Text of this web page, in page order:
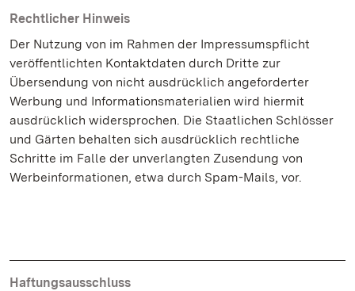
Rechtlicher Hinweis
Der Nutzung von im Rahmen der Impressumspflicht
veröffentlichten Kontaktdaten durch Dritte zur
Übersendung von nicht ausdrücklich angeforderter
Werbung und Informationsmaterialien wird hiermit
ausdrücklich widersprochen. Die Staatlichen Schlösser
und Gärten behalten sich ausdrücklich rechtliche
Schritte im Falle der unverlangten Zusendung von
Werbeinformationen, etwa durch Spam-Mails, vor.
Haftungsausschluss